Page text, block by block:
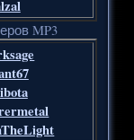
MP3